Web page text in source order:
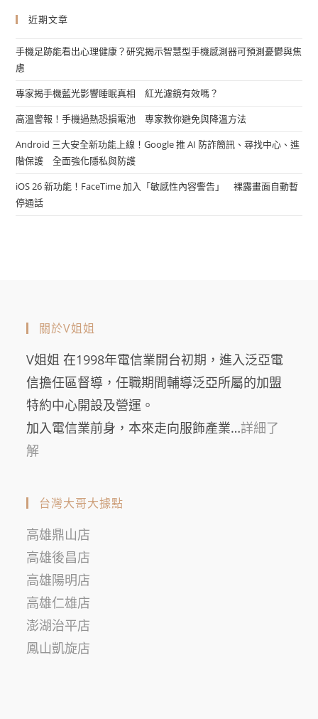
近期文章
手機足跡能看出心理健康？研究揭示智慧型手機感測器可預測憂鬱與焦
慮
專家揭手機藍光影響睡眠真相 紅光濾鏡有效嗎？
高溫警報！手機過熱恐損電池 專家教你避免與降溫方法
Android 三大安全新功能上線！Google 推 AI 防詐簡訊、尋找中心、進
階保護 全面強化隱私與防護
iOS 26 新功能！FaceTime 加入「敏感性內容警告」 裸露畫面自動暫
停通話
關於V姐姐
V姐姐 在1998年電信業開台初期，進入泛亞電
信擔任區督導，任職期間輔導泛亞所屬的加盟
特約中心開設及營運。
加入電信業前身，本來走向服飾產業…詳細了
解
台灣大哥大據點
高雄鼎山店
高雄後昌店
高雄陽明店
高雄仁雄店
澎湖治平店
鳳山凱旋店